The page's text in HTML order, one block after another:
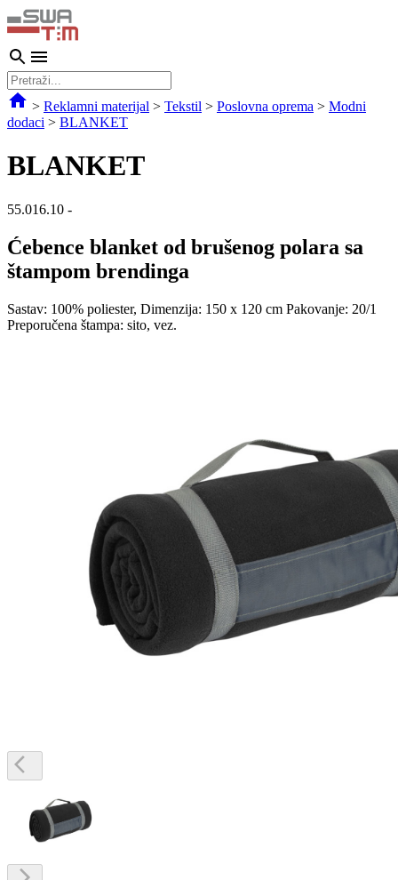
> Reklamni materijal > Tekstil > Poslovna oprema > Modni
dodaci > BLANKET
BLANKET
55.016.10 -
Ćebence blanket od brušenog polara sa
štampom brendinga
Sastav: 100% poliester, Dimenzija: 150 x 120 cm Pakovanje: 20/1
Preporučena štampa: sito, vez.